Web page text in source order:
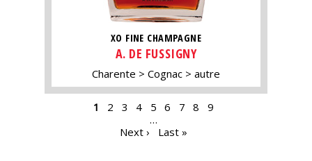
XO FINE CHAMPAGNE
A. DE FUSSIGNY
Charente Cognac autre
1 2 3 4 5 6 7 8
9
…
Next ›
Last »